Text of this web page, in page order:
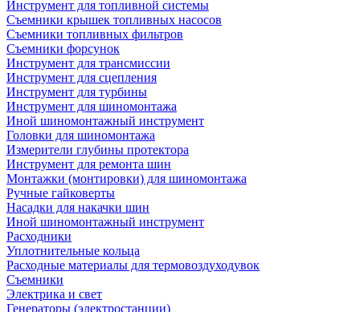
Инструмент для топливной системы
Съемники крышек топливных насосов
Съемники топливных фильтров
Съемники форсунок
Инструмент для трансмиссии
Инструмент для сцепления
Инструмент для турбины
Инструмент для шиномонтажа
Иной шиномонтажный инструмент
Головки для шиномонтажа
Измерители глубины протектора
Инструмент для ремонта шин
Монтажки (монтировки) для шиномонтажа
Ручные гайковерты
Насадки для накачки шин
Иной шиномонтажный инструмент
Расходники
Уплотнительные кольца
Расходные материалы для термовоздуходувок
Съемники
Электрика и свет
Генераторы (электростанции)